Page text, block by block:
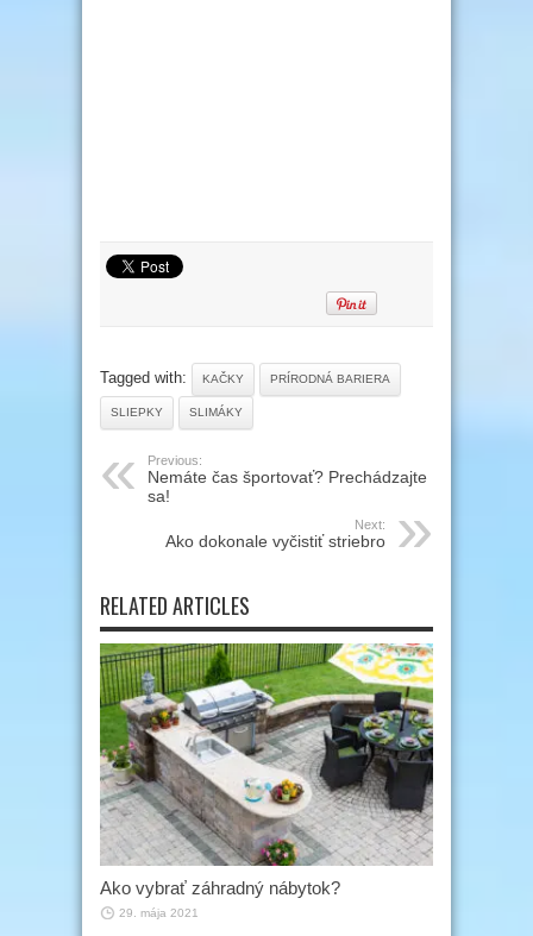
Tagged with: KAČKY PRÍRODNÁ BARIERA
SLIEPKY SLIMÁKY
Previous:
Nemáte čas športovať? Prechádzajte
sa!
Next:
Ako dokonale vyčistiť striebro
RELATED ARTICLES
Ako vybrať záhradný nábytok?
29. mája 2021